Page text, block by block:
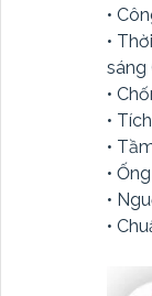
•
•
sáng
•
•
•
•
•
•